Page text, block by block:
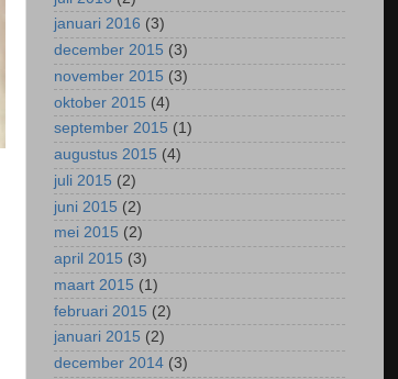
januari 2016 (3)
december 2015 (3)
november 2015 (3)
oktober 2015 (4)
september 2015 (1)
augustus 2015 (4)
juli 2015 (2)
juni 2015 (2)
mei 2015 (2)
april 2015 (3)
maart 2015 (1)
februari 2015 (2)
januari 2015 (2)
december 2014 (3)